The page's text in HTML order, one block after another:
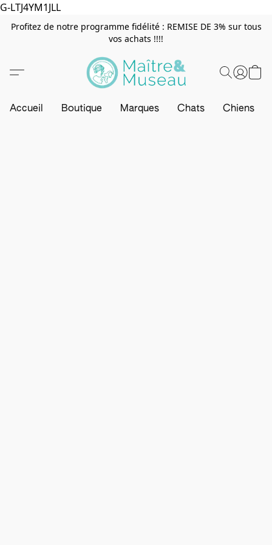
G-LTJ4YM1JLL
Profitez de notre programme fidélité : REMISE DE 3% sur tous
vos achats !!!!
Accueil Boutique Marques Chats Chiens